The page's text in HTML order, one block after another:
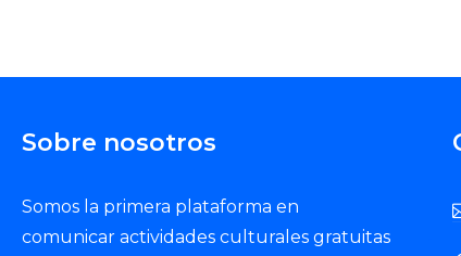
Sobre nosotros
Somos la primera plataforma en
comunicar actividades culturales gratuitas